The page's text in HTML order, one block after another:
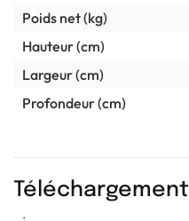
Poids net (kg)
Hauteur (cm)
Largeur (cm)
Profondeur (cm)
Téléchargement